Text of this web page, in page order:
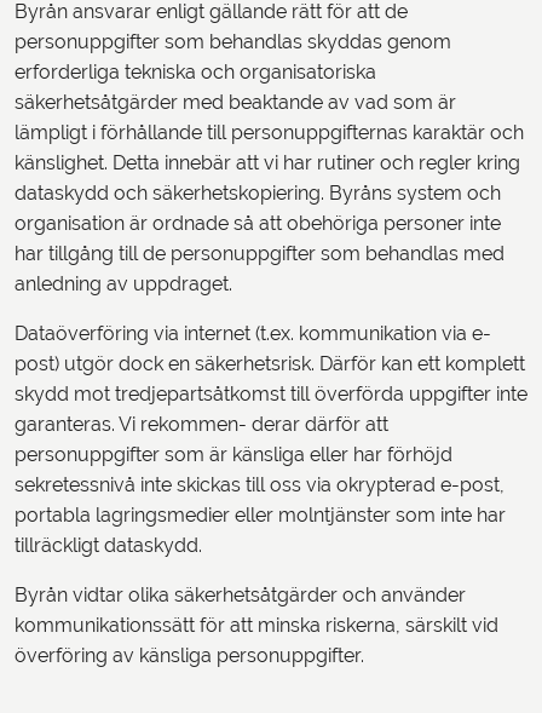
Byrån ansvarar enligt gällande rätt för att de
personuppgifter som behandlas skyddas genom
erforderliga tekniska och organisatoriska
säkerhetsåtgärder med beaktande av vad som är
lämpligt i förhållande till personuppgifternas karaktär och
känslighet. Detta innebär att vi har rutiner och regler kring
dataskydd och säkerhetskopiering. Byråns system och
organisation är ordnade så att obehöriga personer inte
har tillgång till de personuppgifter som behandlas med
anledning av uppdraget.
Dataöverföring via internet (t.ex. kommunikation via e-
post) utgör dock en säkerhetsrisk. Därför kan ett komplett
skydd mot tredjepartsåtkomst till överförda uppgifter inte
garanteras. Vi rekommen- derar därför att
personuppgifter som är känsliga eller har förhöjd
sekretessnivå inte skickas till oss via okrypterad e-post,
portabla lagringsmedier eller molntjänster som inte har
tillräckligt dataskydd.
Byrån vidtar olika säkerhetsåtgärder och använder
kommunikationssätt för att minska riskerna, särskilt vid
överföring av känsliga personuppgifter.